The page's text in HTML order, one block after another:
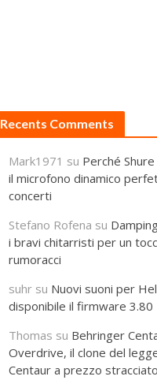
Recents Comments
Mark1971 su Perché
il microfono dinamico
concerti
Stefano Rofena su
i bravi chitarristi per un
rumoracci
suhr su Nuovi suoni per
disponibile il firmware 3.80
Thomas su Behringer
Overdrive, il clone del
Centaur a prezzo stracciato